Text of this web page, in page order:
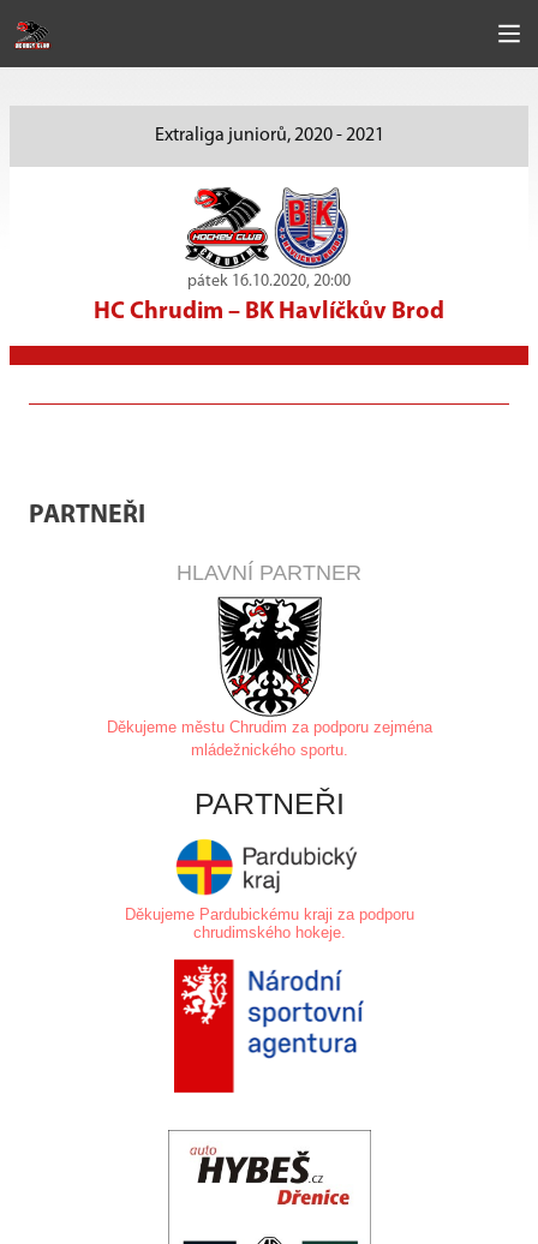
Extraliga juniorů, 2020 - 2021
pátek 16.10.2020, 20:00
HC Chrudim – BK Havlíčkův Brod
PARTNEŘI
HLAVNÍ PARTNER
Děkujeme městu Chrudim za podporu zejména
mládežnického sportu.
PARTNEŘI
Děkujeme Pardubickému kraji za podporu
chrudimského hokeje.